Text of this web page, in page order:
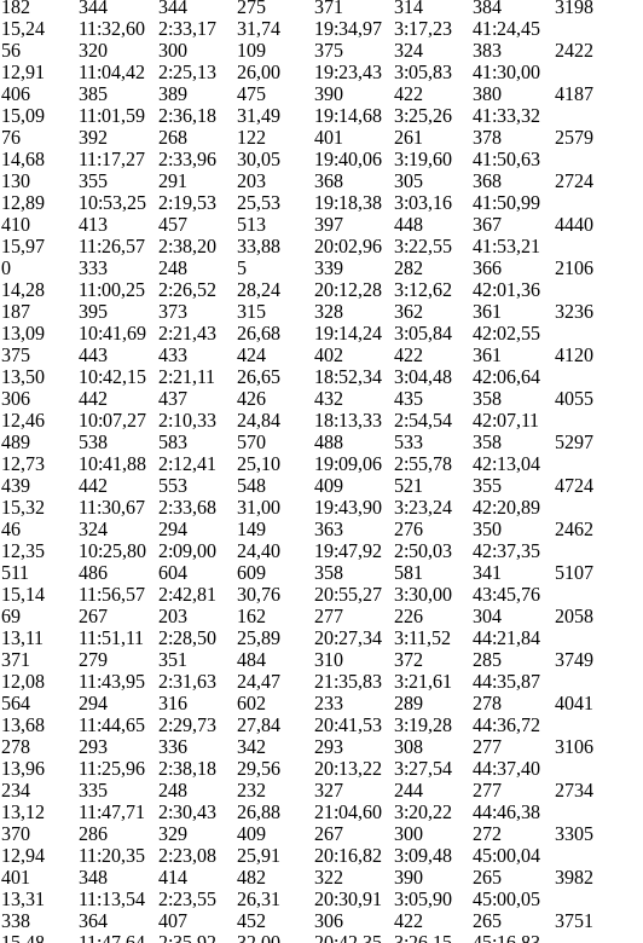
182
344
344
275
371
314
384
3198
15,24
56
11:32,60
320
2:33,17
300
31,74
109
19:34,97
375
3:17,23
324
41:24,45
383
2422
12,91
406
11:04,42
385
2:25,13
389
26,00
475
19:23,43
390
3:05,83
422
41:30,00
380
4187
15,09
76
11:01,59
392
2:36,18
268
31,49
122
19:14,68
401
3:25,26
261
41:33,32
378
2579
14,68
130
11:17,27
355
2:33,96
291
30,05
203
19:40,06
368
3:19,60
305
41:50,63
368
2724
12,89
410
10:53,25
413
2:19,53
457
25,53
513
19:18,38
397
3:03,16
448
41:50,99
367
4440
15,97
0
11:26,57
333
2:38,20
248
33,88
5
20:02,96
339
3:22,55
282
41:53,21
366
2106
14,28
187
11:00,25
395
2:26,52
373
28,24
315
20:12,28
328
3:12,62
362
42:01,36
361
3236
13,09
375
10:41,69
443
2:21,43
433
26,68
424
19:14,24
402
3:05,84
422
42:02,55
361
4120
13,50
306
10:42,15
442
2:21,11
437
26,65
426
18:52,34
432
3:04,48
435
42:06,64
358
4055
12,46
489
10:07,27
538
2:10,33
583
24,84
570
18:13,33
488
2:54,54
533
42:07,11
358
5297
12,73
439
10:41,88
442
2:12,41
553
25,10
548
19:09,06
409
2:55,78
521
42:13,04
355
4724
15,32
46
11:30,67
324
2:33,68
294
31,00
149
19:43,90
363
3:23,24
276
42:20,89
350
2462
12,35
511
10:25,80
486
2:09,00
604
24,40
609
19:47,92
358
2:50,03
581
42:37,35
341
5107
15,14
69
11:56,57
267
2:42,81
203
30,76
162
20:55,27
277
3:30,00
226
43:45,76
304
2058
13,11
371
11:51,11
279
2:28,50
351
25,89
484
20:27,34
310
3:11,52
372
44:21,84
285
3749
12,08
564
11:43,95
294
2:31,63
316
24,47
602
21:35,83
233
3:21,61
289
44:35,87
278
4041
13,68
278
11:44,65
293
2:29,73
336
27,84
342
20:41,53
293
3:19,28
308
44:36,72
277
3106
13,96
234
11:25,96
335
2:38,18
248
29,56
232
20:13,22
327
3:27,54
244
44:37,40
277
2734
13,12
370
11:47,71
286
2:30,43
329
26,88
409
21:04,60
267
3:20,22
300
44:46,38
272
3305
12,94
401
11:20,35
348
2:23,08
414
25,91
482
20:16,82
322
3:09,48
390
45:00,04
265
3982
13,31
338
11:13,54
364
2:23,55
407
26,31
452
20:30,91
306
3:05,90
422
45:00,05
265
3751